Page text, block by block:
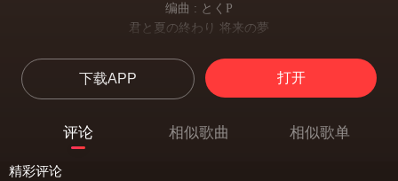
编曲 : とくP
君と夏の終わり 将来の夢
大きな希望 忘れない
远大的希望 别忘记
10年後の8月
十年后的八月
また出会えるのを 信じて
下载APP 打开
评论 相似歌曲 相似歌单
精彩评论